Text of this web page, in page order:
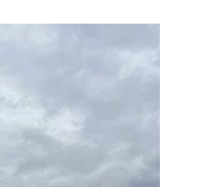
de
gestion des déchets pratique et
offrons un service de location de
efficacité. Que vous soyez un